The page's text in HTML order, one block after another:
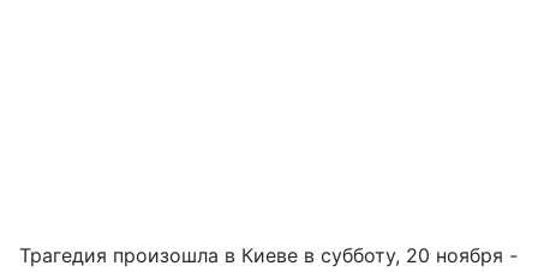
Трагедия произошла в Киеве в субботу, 20 ноября -